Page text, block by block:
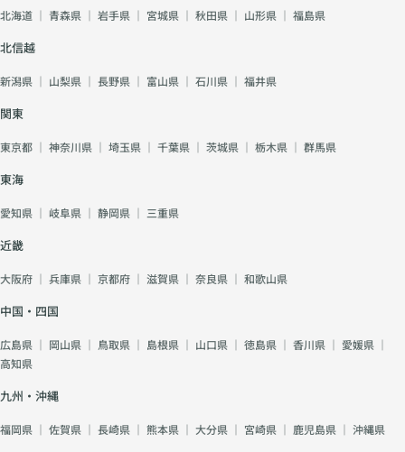
北海道 ｜ 青森県 ｜ 岩手県 ｜ 宮城県 ｜ 秋田県 ｜ 山形県 ｜ 福島県
北信越
新潟県 ｜ 山梨県 ｜ 長野県 ｜ 富山県 ｜ 石川県 ｜ 福井県
関東
東京都 ｜ 神奈川県 ｜ 埼玉県 ｜ 千葉県 ｜ 茨城県 ｜ 栃木県 ｜ 群馬県
東海
愛知県 ｜ 岐阜県 ｜ 静岡県 ｜ 三重県
近畿
大阪府 ｜ 兵庫県 ｜ 京都府 ｜ 滋賀県 ｜ 奈良県 ｜ 和歌山県
中国・四国
広島県 ｜ 岡山県 ｜ 鳥取県 ｜ 島根県 ｜ 山口県 ｜ 徳島県 ｜ 香川県 ｜ 愛媛県 ｜
高知県
九州・沖縄
福岡県 ｜ 佐賀県 ｜ 長崎県 ｜ 熊本県 ｜ 大分県 ｜ 宮崎県 ｜ 鹿児島県 ｜ 沖縄県